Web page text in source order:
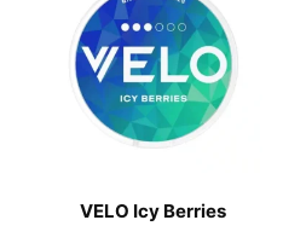
VELO Icy Berries